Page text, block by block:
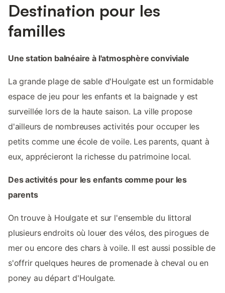
Destination pour les
familles
Une station balnéaire à l'atmosphère conviviale
La grande plage de sable d'Houlgate est un formidable
espace de jeu pour les enfants et la baignade y est
surveillée lors de la haute saison. La ville propose
d'ailleurs de nombreuses activités pour occuper les
petits comme une école de voile. Les parents, quant à
eux, apprécieront la richesse du patrimoine local.
Des activités pour les enfants comme pour les
parents
On trouve à Houlgate et sur l'ensemble du littoral
plusieurs endroits où louer des vélos, des pirogues de
mer ou encore des chars à voile. Il est aussi possible de
s'offrir quelques heures de promenade à cheval ou en
poney au départ d'Houlgate.